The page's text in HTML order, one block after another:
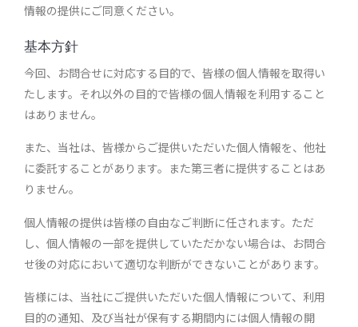
サ
ト
す。
メ
ン
ー
の
紹
を
中
心
採
情報の提供にご同意ください。
基本方針
今回、お問合せに対応する目的で、皆様の個人情報を取得い
たします。それ以外の目的で皆様の個人情報を利用すること
はありません。
また、当社は、皆様からご提供いただいた個人情報を、他社
に委託することがあります。また第三者に提供することはあ
りません。
個人情報の提供は皆様の自由なご判断に任されます。ただ
し、個人情報の一部を提供していただかない場合は、お問合
せ後の対応において適切な判断ができないことがあります。
皆様には、当社にご提供いただいた個人情報について、利用
目的の通知、及び当社が保有する期間内には個人情報の開